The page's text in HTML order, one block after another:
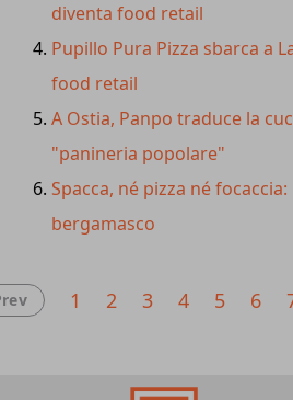
diventa food retail
Pupillo Pura Pizza sbarca a
food retail
A Ostia, Panpo traduce la
"panineria popolare"
Spacca, né pizza né
bergamasco
1 2 3 4 5 6